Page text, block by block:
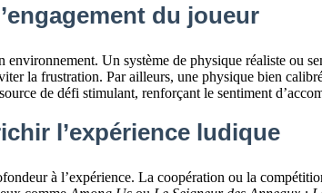
du joueur
Un système de physique réaliste ou
la frustration. Par ailleurs, une physique bien
de défi stimulant, renforçant le sentiment
l’expérience ludique
à l’expérience. La coopération ou la